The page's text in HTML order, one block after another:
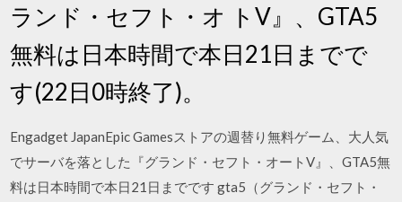
ランド・セフト・オ トV』、GTA5
無料は日本時間で本日21日までで
す(22日0時終了)。
Engadget JapanEpic Gamesストアの週替り無料ゲーム、大人気
でサーバを落とした『グランド・セフト・オートV』、GTA5無
料は日本時間で本日21日までです gta5（グランド・セフト・